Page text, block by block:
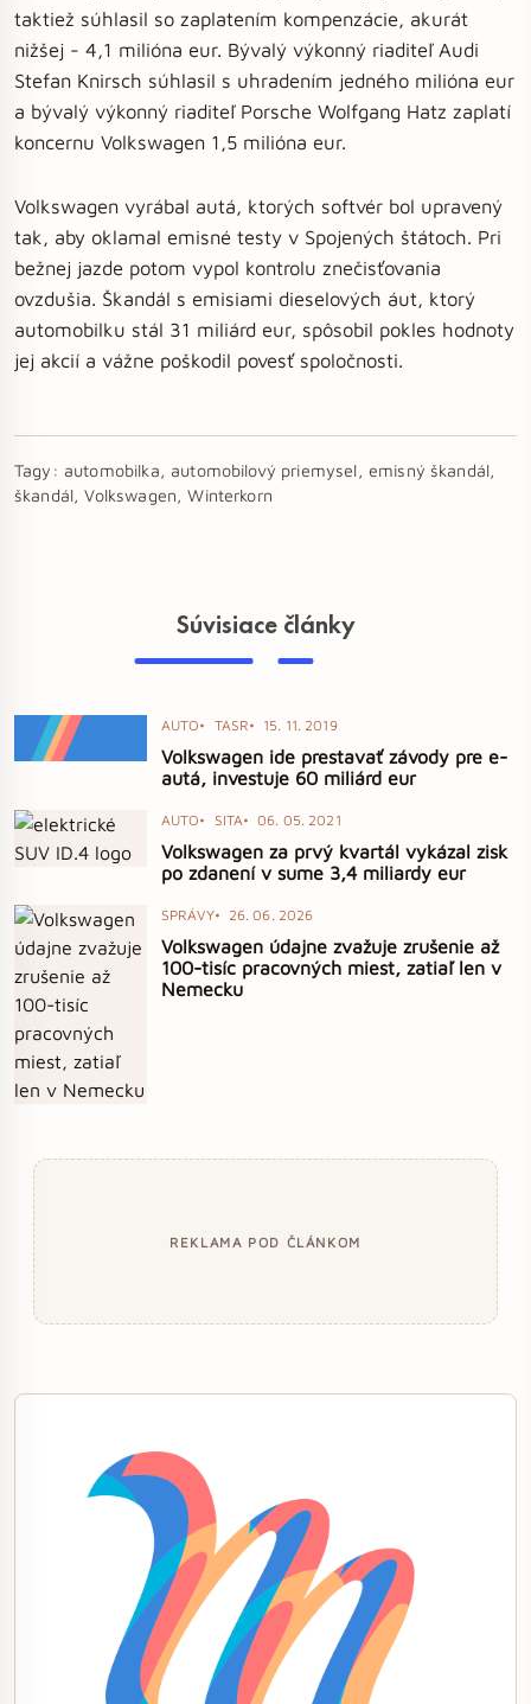
taktiež súhlasil so zaplatením kompenzácie, akurát
nižšej - 4,1 milióna eur. Bývalý výkonný riaditeľ Audi
Stefan Knirsch súhlasil s uhradením jedného milióna eur
a bývalý výkonný riaditeľ Porsche Wolfgang Hatz zaplatí
koncernu Volkswagen 1,5 milióna eur.
Volkswagen vyrábal autá, ktorých softvér bol upravený
tak, aby oklamal emisné testy v Spojených štátoch. Pri
bežnej jazde potom vypol kontrolu znečisťovania
ovzdušia. Škandál s emisiami dieselových áut, ktorý
automobilku stál 31 miliárd eur, spôsobil pokles hodnoty
jej akcií a vážne poškodil povesť spoločnosti.
Tagy: automobilka, automobilový priemysel, emisný škandál,
škandál, Volkswagen, Winterkorn
Súvisiace články
AUTO TASR 15. 11. 2019
Volkswagen ide prestavať závody pre e-
autá, investuje 60 miliárd eur
AUTO SITA 06. 05. 2021
Volkswagen za prvý kvartál vykázal zisk
po zdanení v sume 3,4 miliardy eur
SPRÁVY 26. 06. 2026
Volkswagen údajne zvažuje zrušenie až
100-tisíc pracovných miest, zatiaľ len v
Nemecku
REKLAMA POD ČLÁNKOM